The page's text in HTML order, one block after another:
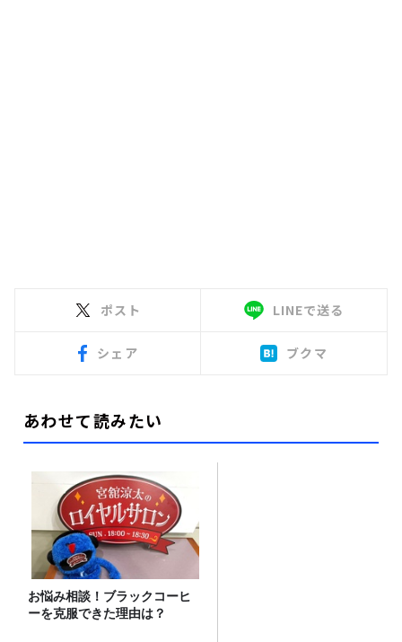
ポスト LINEで送る
シェア ブクマ
あわせて読みたい
お悩み相談！ブラックコーヒ
ーを克服できた理由は？